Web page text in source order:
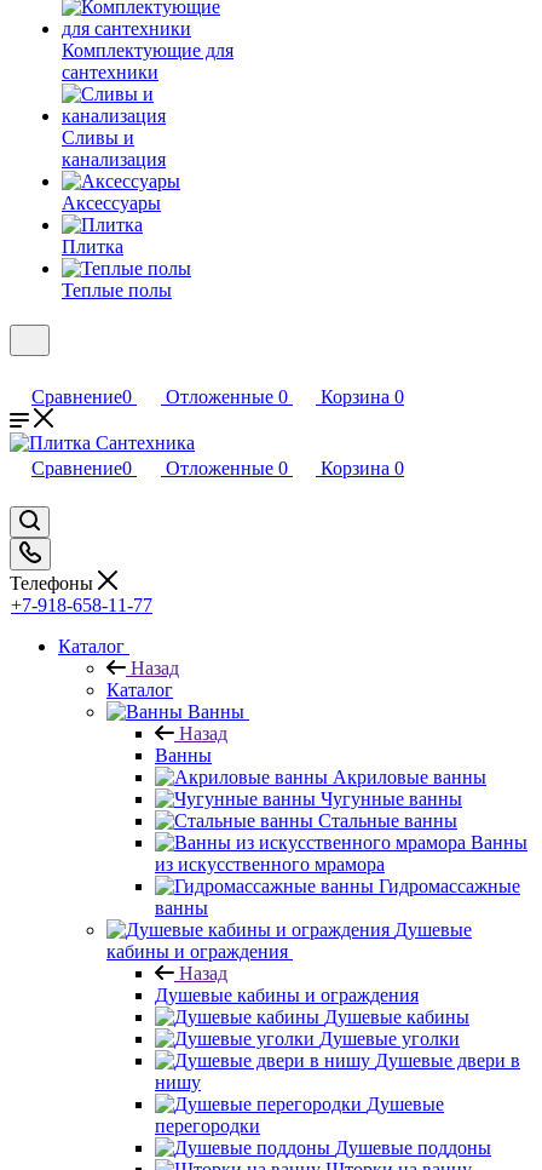
Комплектующие для
сантехники
Сливы и
канализация
Аксессуары
Плитка
Теплые полы
Сравнение0 Отложенные 0 Корзина 0
Сравнение0 Отложенные 0 Корзина 0
Телефоны
+7-918-658-11-77
Каталог
Назад
Каталог
Ванны
Назад
Ванны
Акриловые ванны
Чугунные ванны
Стальные ванны
Ванны
из искусственного мрамора
Гидромассажные
ванны
Душевые
кабины и ограждения
Назад
Душевые кабины и ограждения
Душевые кабины
Душевые уголки
Душевые двери в
нишу
Душевые
перегородки
Душевые поддоны